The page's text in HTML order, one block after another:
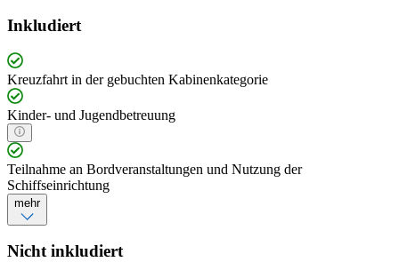
Inkludiert
Kreuzfahrt in der gebuchten Kabinenkategorie
Kinder- und Jugendbetreuung
Teilnahme an Bordveranstaltungen und Nutzung der
Schiffseinrichtung
mehr
Nicht inkludiert